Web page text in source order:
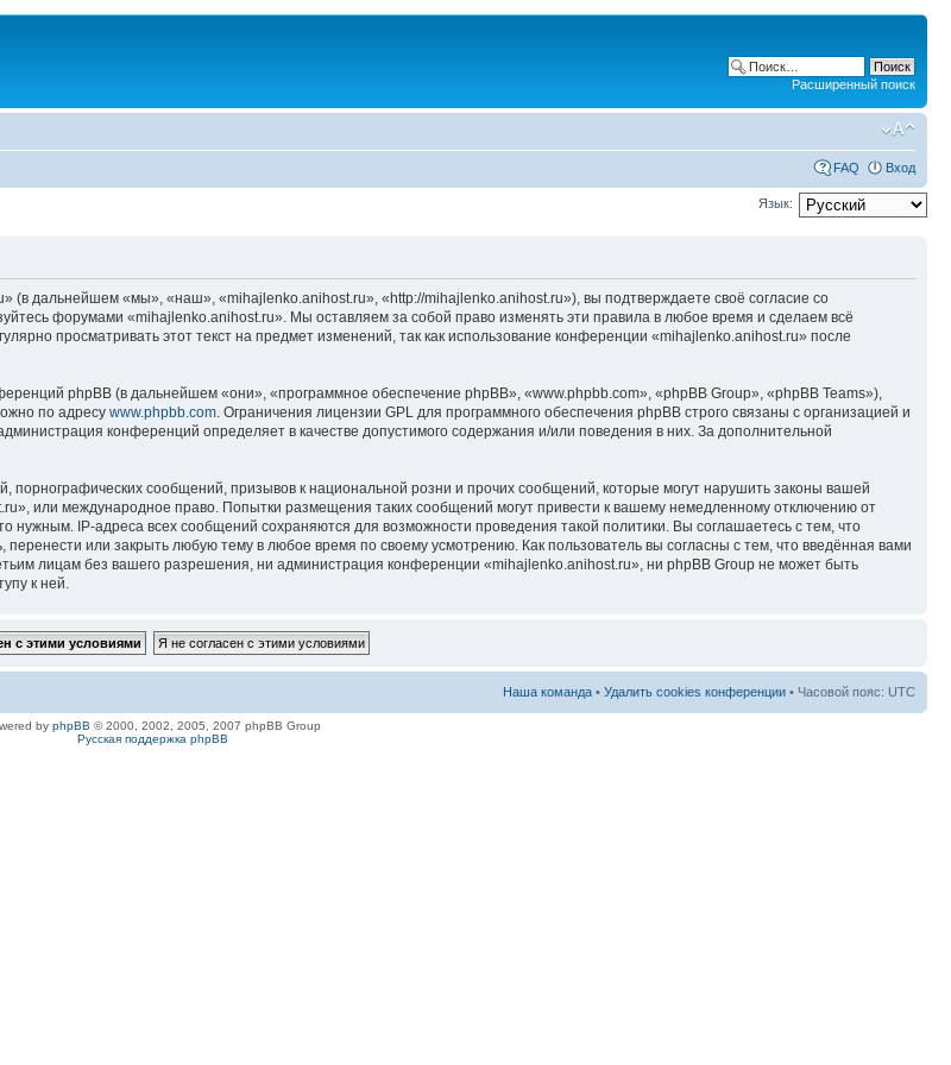
Расширенный поиск
FAQ Вход
Язык:
дальнейшем «мы», «наш», «mihajlenko.anihost.ru», «http://mihajlenko.anihost.ru»), вы подтверждаете своё согласие со
форумами «mihajlenko.anihost.ru». Мы оставляем за собой право изменять эти правила в любое время и сделаем всё
просматривать этот текст на предмет изменений, так как использование конференции «mihajlenko.anihost.ru» после
phpBB (в дальнейшем «они», «программное обеспечение phpBB», «www.phpbb.com», «phpBB Group», «phpBB Teams»),
по адресу www.phpbb.com. Ограничения лицензии GPL для программного обеспечения phpBB строго связаны с организацией и
конференций определяет в качестве допустимого содержания и/или поведения в них. За дополнительной
сообщений, призывов к национальной розни и прочих сообщений, которые могут нарушить законы вашей
или международное право. Попытки размещения таких сообщений могут привести к вашему немедленному отключению от
нужным. IP-адреса всех сообщений сохраняются для возможности проведения такой политики. Вы соглашаетесь с тем, что
или закрыть любую тему в любое время по своему усмотрению. Как пользователь вы согласны с тем, что введённая вами
лицам без вашего разрешения, ни администрация конференции «mihajlenko.anihost.ru», ни phpBB Group не может быть
к ней.
Наша команда • Удалить cookies конференции • Часовой пояс: UTC
by phpBB © 2000, 2002, 2005, 2007 phpBB Group
Русская поддержка phpBB